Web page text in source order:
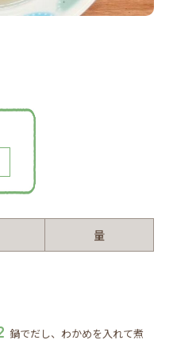
量
鍋でだし、わかめを入れて煮